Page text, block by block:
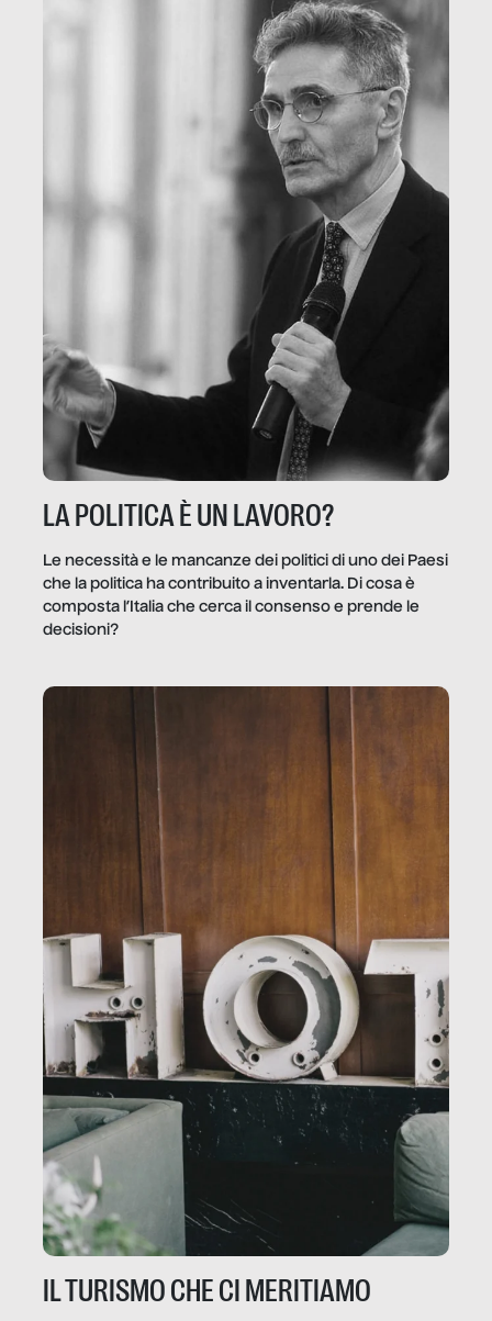
LA POLITICA È UN LAVORO?
Le necessità e le mancanze dei politici di uno dei Paesi
che la politica ha contribuito a inventarla. Di cosa è
composta l’Italia che cerca il consenso e prende le
decisioni?
IL TURISMO CHE CI MERITIAMO